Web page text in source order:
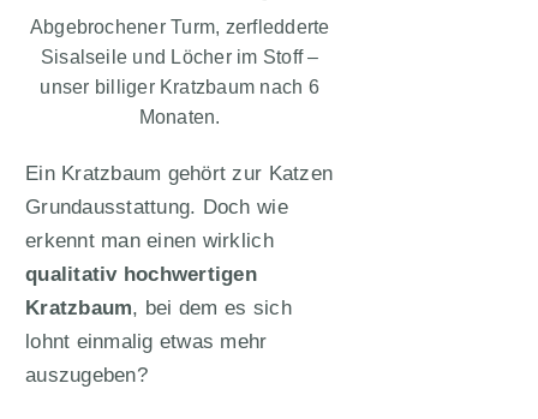
Abgebrochener Turm, zerfledderte
Sisalseile und Löcher im Stoff –
unser billiger Kratzbaum nach 6
Monaten.
Ein Kratzbaum gehört zur Katzen
Grundausstattung. Doch wie
erkennt man einen wirklich
qualitativ hochwertigen
Kratzbaum, bei dem es sich
lohnt einmalig etwas mehr
auszugeben?